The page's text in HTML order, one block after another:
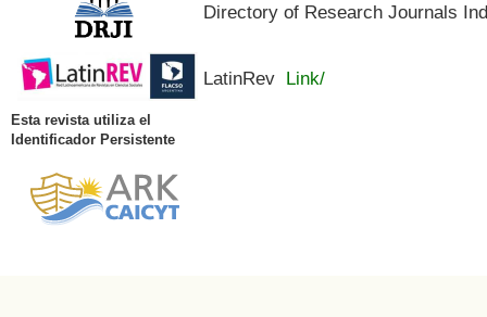
Directory of Research Journals
LatinRev Link/
Esta revista utiliza el
Identificador Persistente